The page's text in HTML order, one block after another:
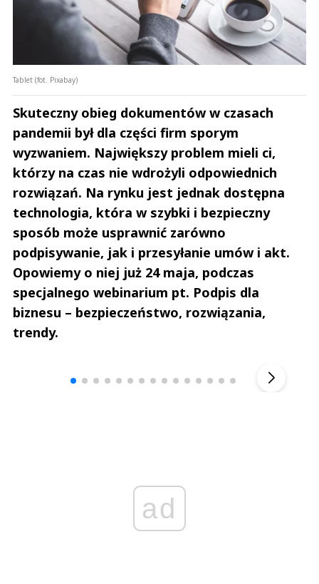
Tablet (fot. Pixabay)
Skuteczny obieg dokumentów w czasach
pandemii był dla części firm sporym
wyzwaniem. Największy problem mieli ci,
którzy na czas nie wdrożyli odpowiednich
rozwiązań. Na rynku jest jednak dostępna
technologia, która w szybki i bezpieczny
sposób może usprawnić zarówno
podpisywanie, jak i przesyłanie umów i akt.
Opowiemy o niej już 24 maja, podczas
specjalnego webinarium pt. Podpis dla
biznesu – bezpieczeństwo, rozwiązania,
trendy.
ad